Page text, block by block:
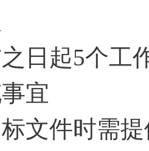
日起5个工
宜
文件时需